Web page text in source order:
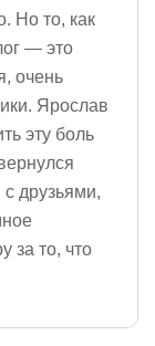
Но то, как
— это
очень
Ярослав
эту боль
друзьями,
за то, что